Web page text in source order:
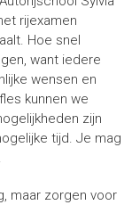
rijexamen
Hoe snel
want iedere
wensen en
kunnen we
zijn
tijd. Je mag
maar zorgen voor